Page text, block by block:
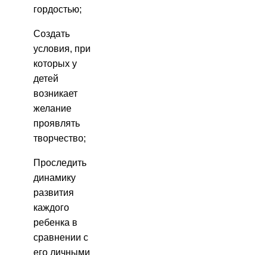
гордостью;
Создать
условия, при
которых у
детей
возникает
желание
проявлять
творчество;
Проследить
динамику
развития
каждого
ребенка в
сравнении с
его личными